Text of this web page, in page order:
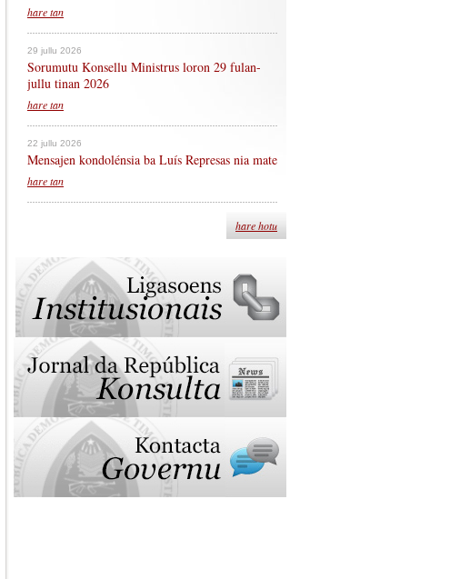
hare tan
29 jullu 2026
Sorumutu Konsellu Ministrus loron 29 fulan-
jullu tinan 2026
hare tan
22 jullu 2026
Mensajen kondolénsia ba Luís Represas nia mate
hare tan
hare hotu